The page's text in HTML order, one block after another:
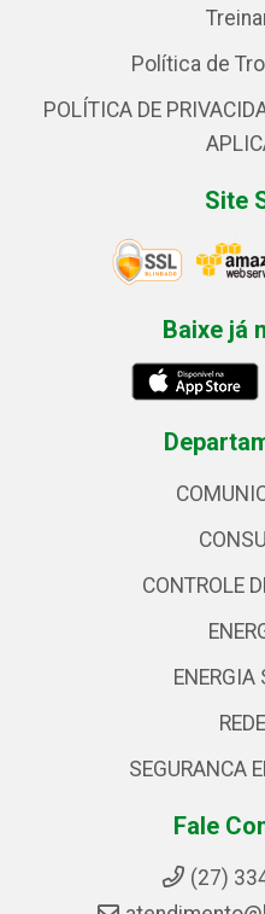
Política de
POLÍTICA DE
Site
Baixe já
CONTROLE
ENERGIA
SEGURANCA
Fale
(27)